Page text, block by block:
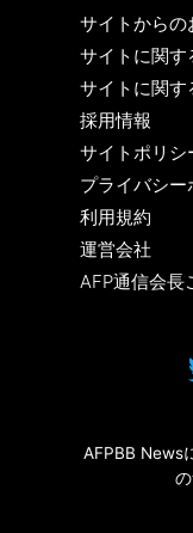
サイトからの
サイトに関す
サイトに関
採用情報
サイトポリシ
プライバシー
利用規約
運営会社
AFP通信会長
AFPBB News